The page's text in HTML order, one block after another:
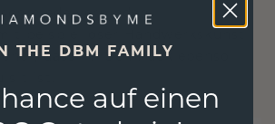
verbinden
beispielloser Handwerkskunst
dass Ihr Schmuck ebenso
ist.
THE DBM FAMILY
auf einen